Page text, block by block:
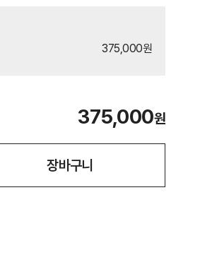
375,000원
375,000원
장바구니